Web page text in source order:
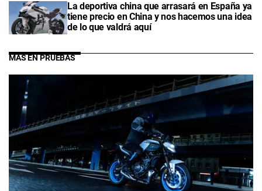
La deportiva china que arrasará en España ya
tiene precio en China y nos hacemos una idea
de lo que valdrá aquí
MÁS EN PRUEBAS